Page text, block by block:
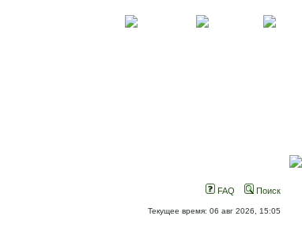
FAQ Поиск
Текущее время: 06 авг 2026, 15:05